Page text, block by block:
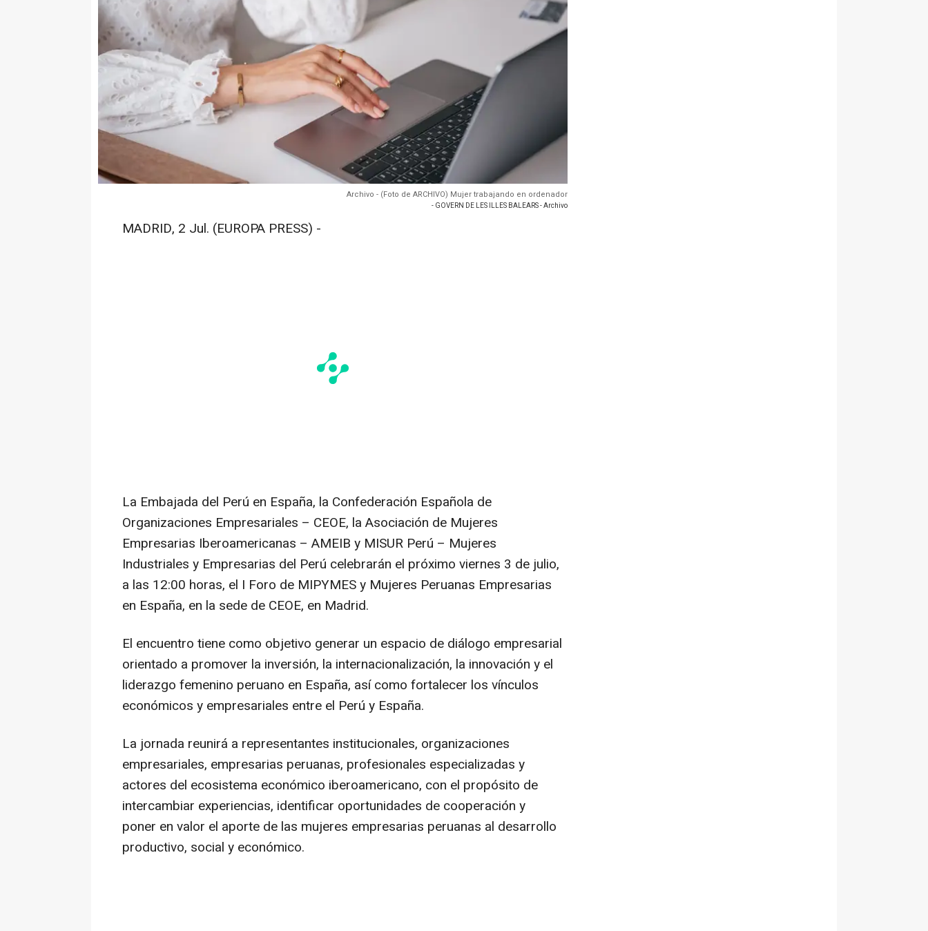
Archivo - (Foto de ARCHIVO) Mujer trabajando en ordenador
- GOVERN DE LES ILLES BALEARS - Archivo
MADRID, 2 Jul. (EUROPA PRESS) -
La Embajada del Perú en España, la Confederación Española de
Organizaciones Empresariales – CEOE, la Asociación de Mujeres
Empresarias Iberoamericanas – AMEIB y MISUR Perú – Mujeres
Industriales y Empresarias del Perú celebrarán el próximo viernes 3 de julio,
a las 12:00 horas, el I Foro de MIPYMES y Mujeres Peruanas Empresarias
en España, en la sede de CEOE, en Madrid.
El encuentro tiene como objetivo generar un espacio de diálogo empresarial
orientado a promover la inversión, la internacionalización, la innovación y el
liderazgo femenino peruano en España, así como fortalecer los vínculos
económicos y empresariales entre el Perú y España.
La jornada reunirá a representantes institucionales, organizaciones
empresariales, empresarias peruanas, profesionales especializadas y
actores del ecosistema económico iberoamericano, con el propósito de
intercambiar experiencias, identificar oportunidades de cooperación y
poner en valor el aporte de las mujeres empresarias peruanas al desarrollo
productivo, social y económico.